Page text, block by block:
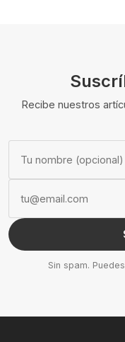
Recibe nuestros
Sin spam.